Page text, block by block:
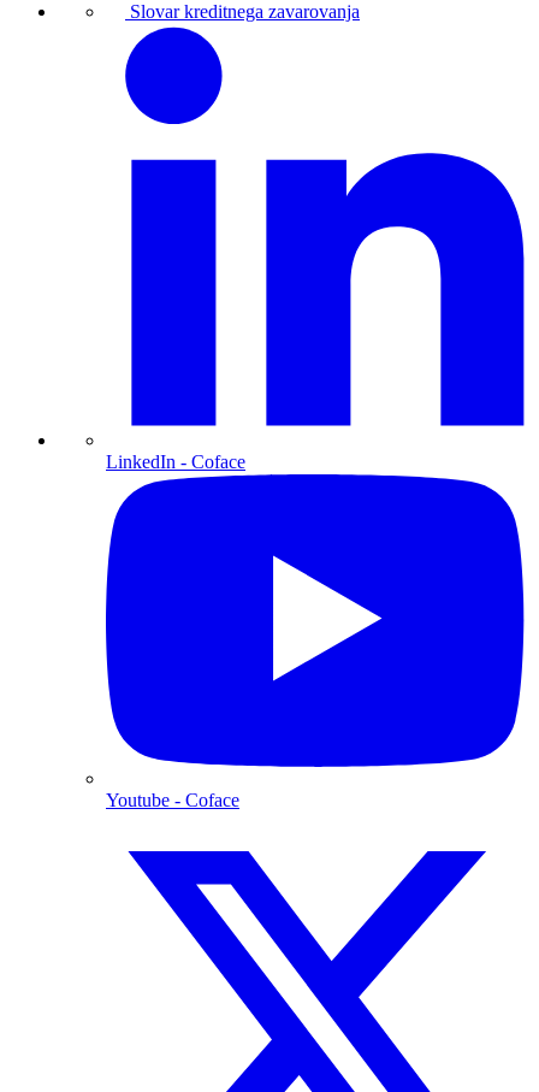
Slovar kreditnega zavarovanja
LinkedIn - Coface
Youtube - Coface